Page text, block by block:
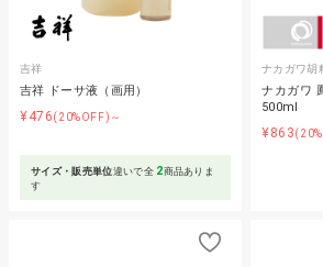
吉祥
吉祥 ドーサ液（画用）
¥476(20%OFF)～
サイズ・販売単位違いで全 2商品ありま
す
ナカガワ胡
ナカガワ
500ml
¥863